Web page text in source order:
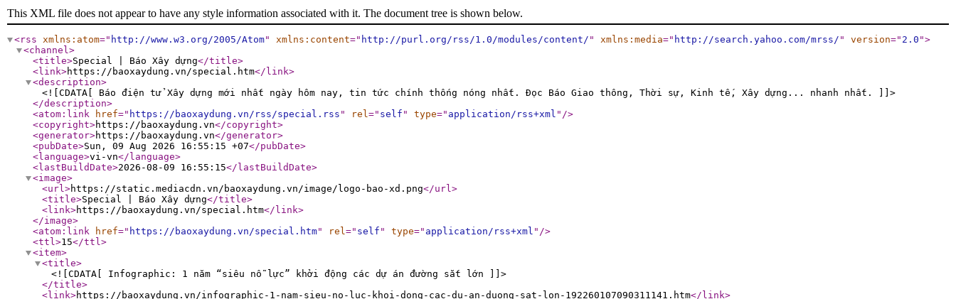
This XML file does not appear to have any style information associated with it. The document tree is shown below.
<rss xmlns:atom=" http://www.w3.org/2005/Atom" xmlns:content=" http://purl.org/rss/1.0/modules/content/ " xmlns:media=" http://search.yahoo.com/mrss/ " version=" 2.0 ">
<channel>
<title>Special | Báo Xây dựng</title>
<link>https://baoxaydung.vn/special.htm</link>
<description>
<![CDATA[ Báo điện tử Xây dựng mới nhất ngày hôm nay, tin tức chính thống nóng nhất. Đọc Báo Giao thông, Thời sự, Kinh tế, Xây dựng... nhanh nhất. ]]>
</description>
<atom:link
href=" https://baoxaydung.vn/rss/special.rss " rel=" self " type=" application/rss+xml " />
<copyright>https://baoxaydung.vn</copyright>
<generator>https://baoxaydung.vn</generator>
<pubDate>Sun, 09 Aug 2026 16:55:15 +07</pubDate>
<language>vi-vn</language>
<lastBuildDate>2026-08-09 16:55:15</lastBuildDate>
<image>
<url>https://static.mediacdn.vn/baoxaydung.vn/image/logo-bao-xd.png</url>
<title>Special | Báo Xây dựng</title>
<link>https://baoxaydung.vn/special.htm</link>
</image>
<atom:link
href=" https://baoxaydung.vn/special.htm" rel=" self " type=" application/rss+xml " />
<ttl>15</ttl>
<item>
<title>
<![CDATA[ Infographic: 1 năm “siêu nỗ lực” khởi động các dự án đường sắt lớn ]]>
</title>
<link>https://baoxaydung.vn/infographic-1-nam-sieu-no-luc-khoi-dong-cac-du-an-duong-sat-lon-192260107090311141.htm</link>